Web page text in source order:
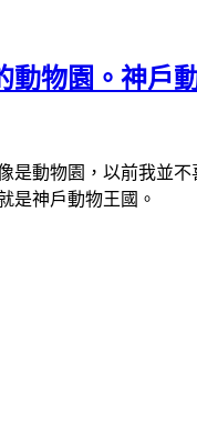
動物園。神戶
是動物園，以前我並
是神戶動物王國。